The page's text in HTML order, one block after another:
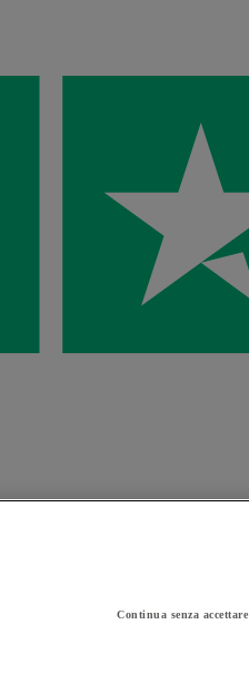
Continua senza accettare